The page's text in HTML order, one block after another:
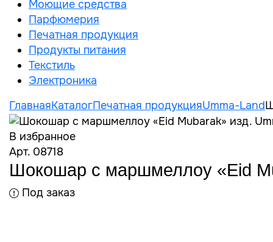
Моющие средства
Парфюмерия
Печатная продукция
Продукты питания
Текстиль
Электроника
ГлавнаяКаталогПечатная продукцияUmma-Land
В избранное
Арт. 08718
Шокошар с маршмеллоу «Eid
Под заказ